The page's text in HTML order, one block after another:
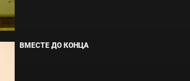
ВМЕСТЕ ДО КОНЦА